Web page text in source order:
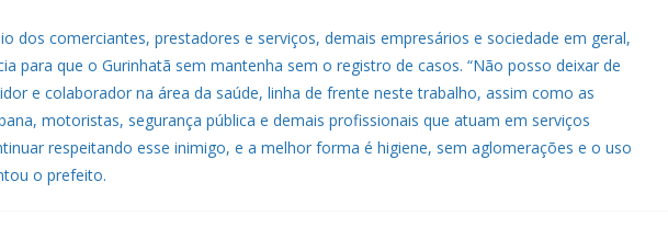
dos comerciantes, prestadores e serviços, demais empresários e sociedade em geral,
para que o Gurinhatã sem mantenha sem o registro de casos. “Não posso deixar de
e colaborador na área da saúde, linha de frente neste trabalho, assim como as
motoristas, segurança pública e demais profissionais que atuam em serviços
respeitando esse inimigo, e a melhor forma é higiene, sem aglomerações e o uso
o prefeito.